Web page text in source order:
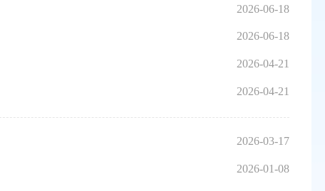
2026-06-18
2026-06-18
2026-04-21
2026-04-21
2026-03-17
2026-01-08